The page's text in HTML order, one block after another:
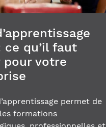
ce qu’il faut
pour votre
permet de
formations